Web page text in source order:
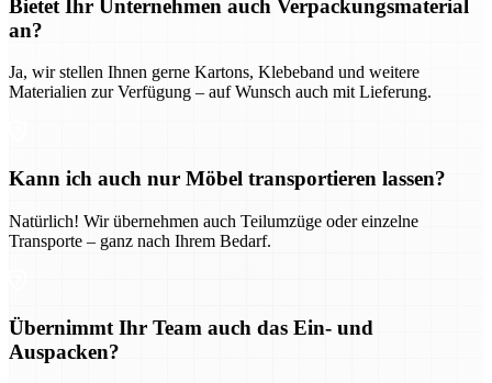
Bietet Ihr Unternehmen auch Verpackungsmaterial
an?
Ja, wir stellen Ihnen gerne Kartons, Klebeband und weitere
Materialien zur Verfügung – auf Wunsch auch mit Lieferung.
Kann ich auch nur Möbel transportieren lassen?
Natürlich! Wir übernehmen auch Teilumzüge oder einzelne
Transporte – ganz nach Ihrem Bedarf.
Übernimmt Ihr Team auch das Ein- und
Auspacken?